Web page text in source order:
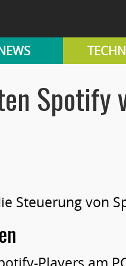
Spotify
Steuerung von